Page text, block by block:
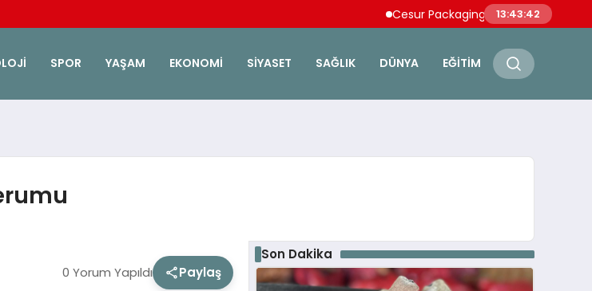
Cesur Packaging, Mısır’daki Üretim
13:43:42
SPOR YAŞAM EKONOMI SIYASET SAĞLIK DÜNYA EĞITIM
0 Yorum Yapıldı Paylaş
Son Dakika